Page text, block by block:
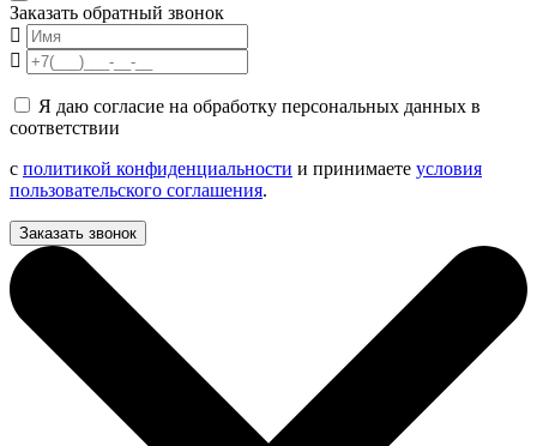
Заказать обратный звонок
Я даю согласие на обработку персональных данных в
соответствии
с политикой конфиденциальности и принимаете условия
пользовательского соглашения.
Заказать звонок